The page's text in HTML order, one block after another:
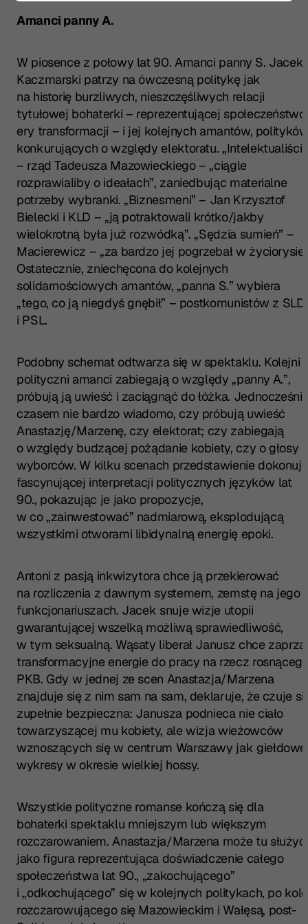
Amanci panny A.
W piosence z połowy lat 90. Amanci panny S. Jacek
Kaczmarski patrzy na ówczesną politykę jak
na historię burzliwych, nieszczęśliwych relacji
tytułowej bohaterki – reprezentującej społeczeństwo
ery transformacji – i jej kolejnych amantów,
konkurujących o względy elektoratu. „Intelektualiści”
– rząd Tadeusza Mazowieckiego – „ciągle
rozprawialiby o ideałach”, zaniedbując materialne
potrzeby wybranki. „Biznesmeni” – Jan Krzysztof
Bielecki i KLD – „ją potraktowali krótko/jakby
wielokrotną była już rozwódką”. „Sędzia sumień” –
Macierewicz – „za bardzo jej pogrzebał w
Ostatecznie, zniechęcona do kolejnych
solidarnościowych amantów, „panna S.” wybiera
„tego, co ją niegdyś gnębił” – postkomunistów z SLD
i PSL.
Podobny schemat odtwarza się w spektaklu. Kolejni
polityczni amanci zabiegają o względy „panny A.”,
próbują ją uwieść i zaciągnąć do łóżka.
czasem nie bardzo wiadomo, czy próbują uwieść
Anastazję/Marzenę, czy elektorat; czy zabiegają
o względy budzącej pożądanie kobiety, czy o głosy
wyborców. W kilku scenach przedstawienie dokonuje
fascynującej interpretacji politycznych języków lat
90., pokazując je jako propozycje,
w co „zainwestować” nadmiarową, eksplodującą
wszystkimi otworami libidynalną energię epoki.
Antoni z pasją inkwizytora chce ją przekierować
na rozliczenia z dawnym systemem, zemstę na jego
funkcjonariuszach. Jacek snuje wizje utopii
gwarantującej wszelką możliwą sprawiedliwość,
w tym seksualną. Wąsaty liberał Janusz chce
transformacyjne energie do pracy na rzecz
PKB. Gdy w jednej ze scen Anastazja/Marzena
znajduje się z nim sam na sam, deklaruje, że czuje
zupełnie bezpieczna: Janusza podnieca nie ciało
towarzyszącej mu kobiety, ale wizja wieżowców
wznoszących się w centrum Warszawy jak giełdowe
wykresy w okresie wielkiej hossy.
Wszystkie polityczne romanse kończą się dla
bohaterki spektaklu mniejszym lub większym
rozczarowaniem. Anastazja/Marzena może tu służyć
jako figura reprezentująca doświadczenie całego
społeczeństwa lat 90., „zakochującego”
i „odkochującego” się w kolejnych politykach, po
rozczarowującego się Mazowieckim i Wałęsą, post-